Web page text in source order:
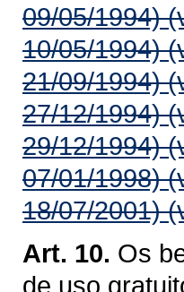
09/05/1994)
10/05/1994)
21/09/1994)
27/12/1994)
29/12/1994)
07/01/1998)
18/07/2001)
Art. 10. Os
de uso